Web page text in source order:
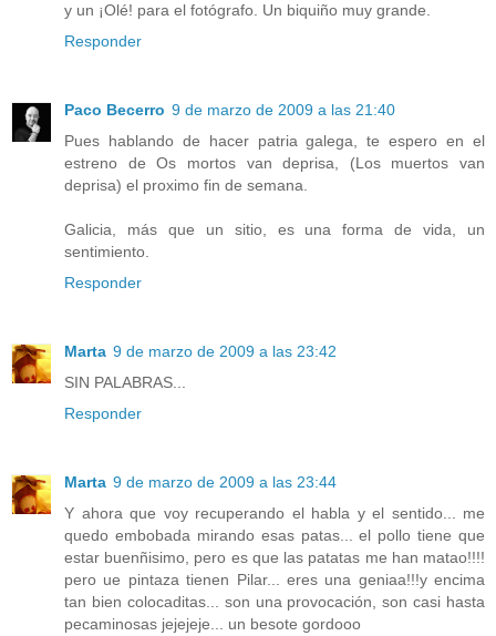
y un ¡Olé! para el fotógrafo. Un biquiño muy grande.
Responder
Paco Becerro 9 de marzo de 2009 a las 21:40
Pues hablando de hacer patria galega, te espero en el
estreno de Os mortos van deprisa, (Los muertos van
deprisa) el proximo fin de semana.
Galicia, más que un sitio, es una forma de vida, un
sentimiento.
Responder
Marta 9 de marzo de 2009 a las 23:42
SIN PALABRAS...
Responder
Marta 9 de marzo de 2009 a las 23:44
Y ahora que voy recuperando el habla y el sentido... me
quedo embobada mirando esas patas... el pollo tiene que
estar buenñisimo, pero es que las patatas me han matao!!!!
pero ue pintaza tienen Pilar... eres una geniaa!!!y encima
tan bien colocaditas... son una provocación, son casi hasta
pecaminosas jejejeje... un besote gordooo